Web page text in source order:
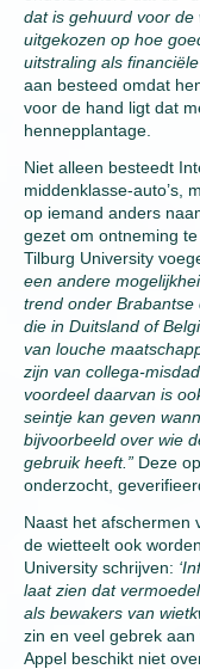
dat is gehuurd voor
uitgekozen op hoe
uitstraling als
aan besteed omdat
voor de hand ligt dat
hennepplantage.
Niet alleen besteedt
middenklasse-auto’s,
op iemand anders
gezet om ontneming
Tilburg University
een andere
trend onder Brabantse
die in Duitsland of
van louche
zijn van collega-
voordeel daarvan is
seintje kan geven
bijvoorbeeld over wie
gebruik heeft.” Deze
onderzocht,
Naast het afschermen
de wietteelt ook
University schrijven:
laat zien dat
als bewakers van
zin en veel gebrek
Appel beschikt niet